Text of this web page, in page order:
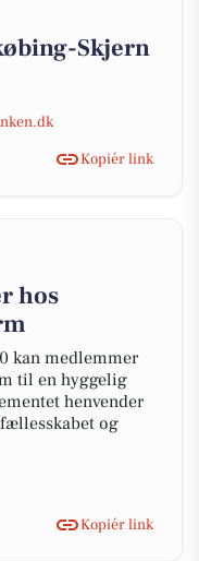
Skjern
Kopiér link
hos
kan medlemmer
til en hyggelig
henvender
og
Kopiér link